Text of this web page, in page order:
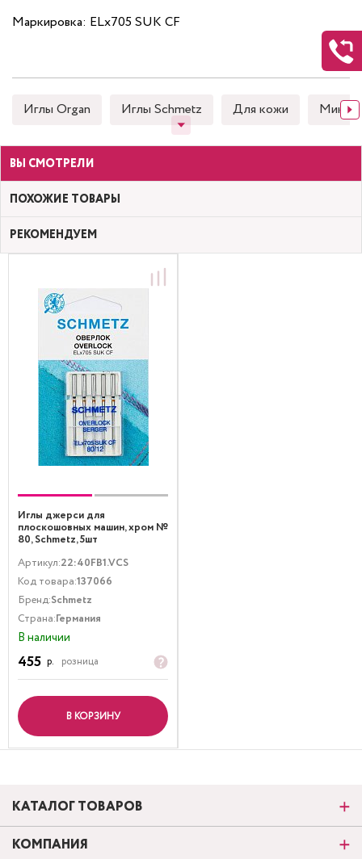
Маркировка: ELx705 SUK CF
Иглы Organ Иглы Schmetz Для кожи
ВЫ СМОТРЕЛИ
ПОХОЖИЕ ТОВАРЫ
РЕКОМЕНДУЕМ
Иглы джерси для
плоскошовных машин, хром №
80, Schmetz, 5шт
Артикул:22:40FB1.VCS
Код товара:137066
Бренд:Schmetz
Страна:Германия
В наличии
455 р. розница
В КОРЗИНУ
КАТАЛОГ ТОВАРОВ
КОМПАНИЯ